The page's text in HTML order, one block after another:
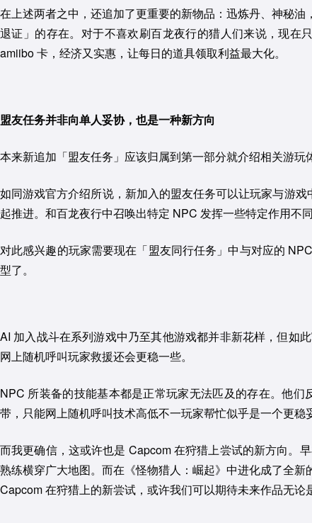
在上述两者之中，还追加了更重要的新物品：迅炼丹、神秘
退证」的存在。对于不喜欢刷百龙夜行的猎人们来说，现在
amiibo 卡，经济又实惠，让每日的道具领取利益最大化。
盟友任务并非向单人妥协，也是一种新方向
本来新追加「盟友任务」应该归属到第一部分就介绍相关游玩
如同游戏官方介绍所说，新加入的盟友任务可以让玩家与游
起推进。和百龙夜行中召唤出特定 NPC 发挥一些特定作用不
对此感兴趣的玩家需要现在「盟友同行任务」中与对应的
型了。
AI 加入战斗在系列游戏中乃至其他游戏都并非新花样，但如
网上随机呼叫玩家救援还会更稳一些。
NPC 所装备的技能基本都是正常玩家无法匹及的存在。他
带，只能网上随机呼叫技术高低不一玩家帮忙似乎是一个更稳
而我更确信，这或许也是 Capcom 在狩猎上尝试的新方向。
熟练横穿广大地图。而在《怪物猎人：崛起》中进化成了全
Capcom 在狩猎上的新尝试，或许我们可以期待未来作品无